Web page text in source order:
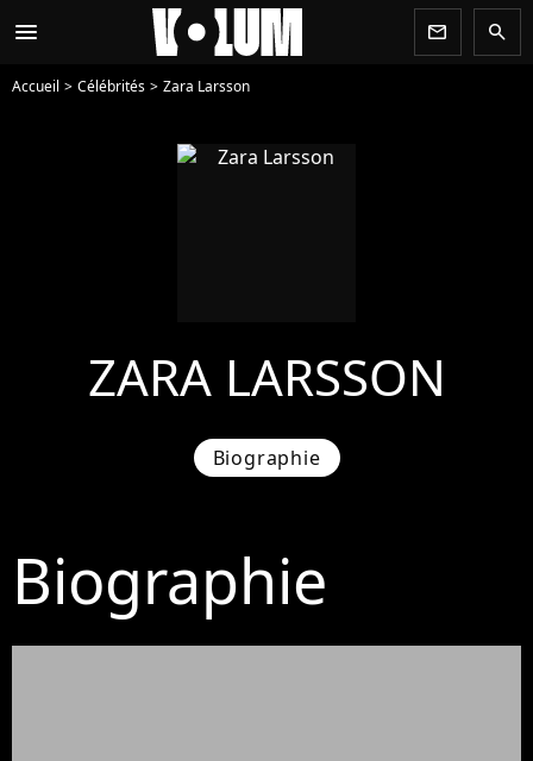
menu newsletter search
Accueil Célébrités Zara Larsson
ZARA LARSSON
Biographie
Biographie